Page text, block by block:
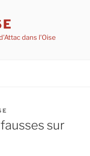
dans l'Oise
sur